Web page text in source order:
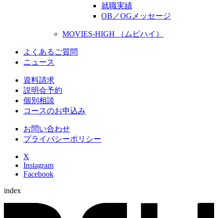
就職実績
OB／OGメッセージ
MOVIES-HIGH （ムビハイ）
よくあるご質問
ニュース
資料請求
説明会予約
個別相談
コースのお申込み
お問い合わせ
プライバシーポリシー
X
Instagram
Facebook
index